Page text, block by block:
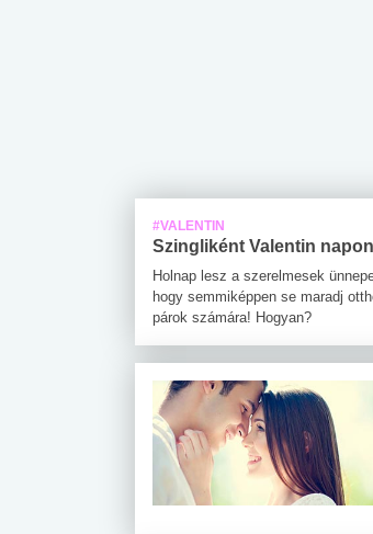
#VALENTIN
Szingliként Valentin
Holnap lesz a szerelmesek
hogy semmiképpen se maradj
párok számára! Hogyan?
#Zöldövezet